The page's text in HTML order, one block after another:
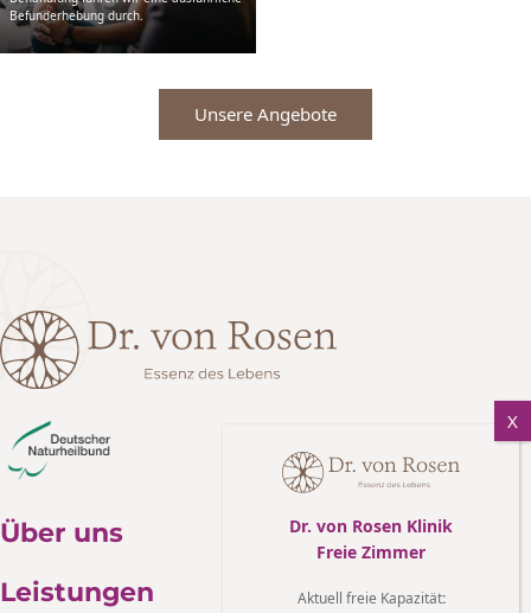
Befunderhebung durch.
Unsere Angebote
Über uns
Leistungen
Dr. von Rosen Klinik
Freie Zimmer
Aktuell freie Kapazität: